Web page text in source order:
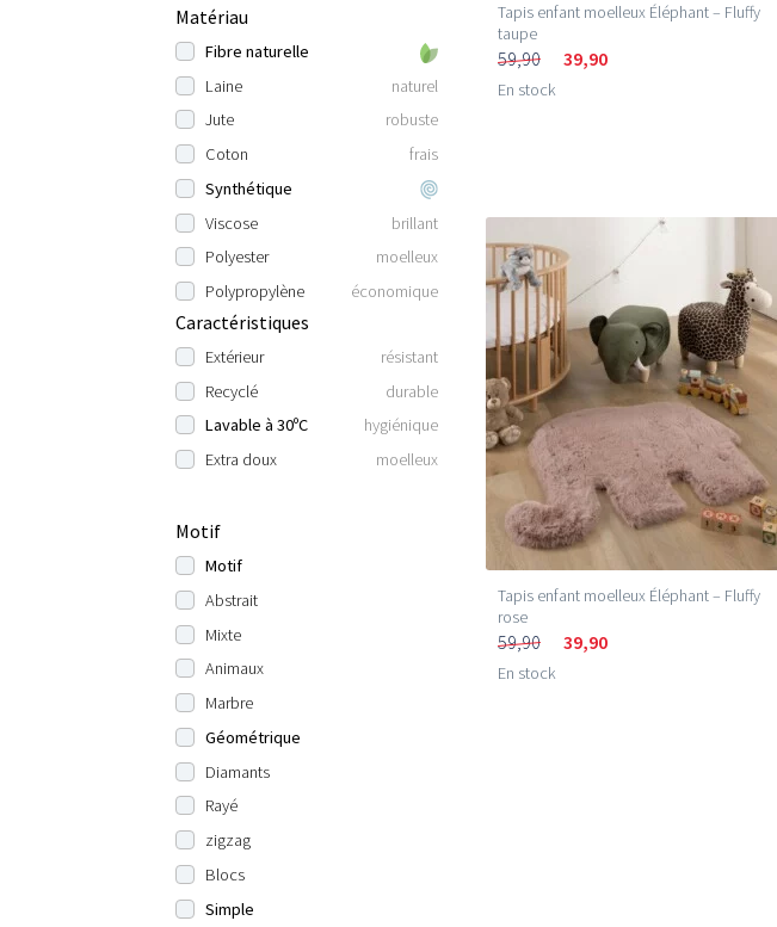
Matériau
Fibre naturelle
Laine
naturel
Jute
robuste
Coton
frais
Synthétique
Viscose
brillant
Polyester
moelleux
Polypropylène
économique
Caractéristiques
Extérieur
résistant
Recyclé
durable
Lavable à 30ºC
hygiénique
Extra doux
moelleux
Motif
Motif
Abstrait
Mixte
Animaux
Marbre
Géométrique
Diamants
Rayé
zigzag
Blocs
Simple
Tapis enfant moelleux Éléphant – Fluffy
taupe
59,90 39,90
En stock
Tapis enfant moelleux Éléphant – Fluffy
rose
59,90 39,90
En stock